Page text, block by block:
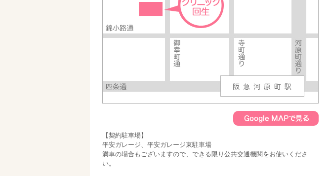
【契約駐車場】
平安ガレージ、平安ガレージ東駐車場
満車の場合もございますので、できる限り公共交通機関をお使いくださ
い。